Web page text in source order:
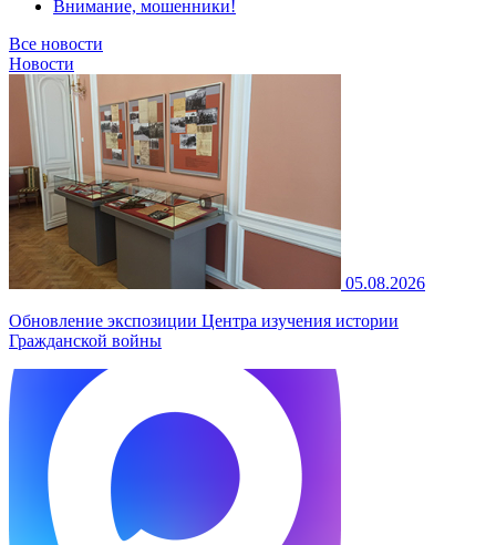
Внимание, мошенники!
Все новости
Новости
05.08.2026
Обновление экспозиции Центра изучения истории
Гражданской войны